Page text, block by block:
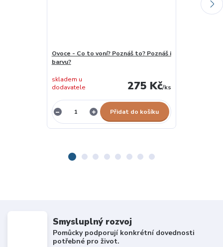
Ovoce - Co to voní? Poznáš to? Poznáš i
barvu?
275 Kč/ks
skladem u
dodavatele
Přidat do košíku
Smysluplný rozvoj
Pomůcky podporují konkrétní dovednosti
potřebné pro život.